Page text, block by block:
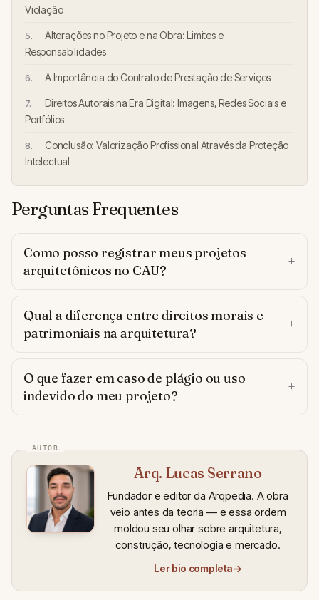
Violação
Alterações no Projeto e na Obra: Limites e
Responsabilidades
A Importância do Contrato de Prestação de Serviços
Direitos Autorais na Era Digital: Imagens, Redes Sociais e
Portfólios
Conclusão: Valorização Profissional Através da Proteção
Intelectual
Perguntas Frequentes
Como posso registrar meus projetos
arquitetônicos no CAU?
Qual a diferença entre direitos morais e
patrimoniais na arquitetura?
O que fazer em caso de plágio ou uso
indevido do meu projeto?
Arq. Lucas Serrano
Fundador e editor da Arqpedia. A obra
veio antes da teoria — e essa ordem
moldou seu olhar sobre arquitetura,
construção, tecnologia e mercado.
Ler bio completa→